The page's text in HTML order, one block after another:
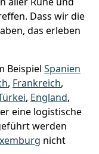
Dass wir die
das erleben
Beispiel Spanien
, Frankreich,
, England,
eine logistische
werden
nicht